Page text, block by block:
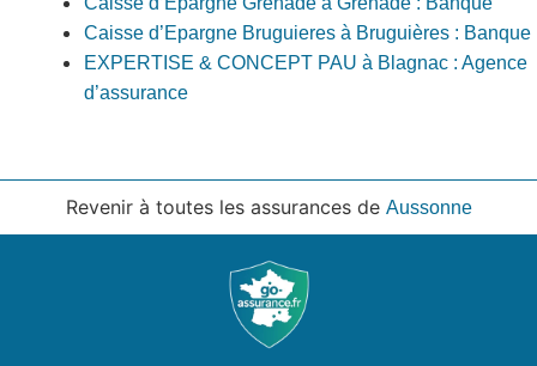
Caisse d’Epargne Bruguieres à Bruguières : Banque
EXPERTISE & CONCEPT PAU à Blagnac : Agence
d’assurance
Revenir à toutes les assurances de Aussonne